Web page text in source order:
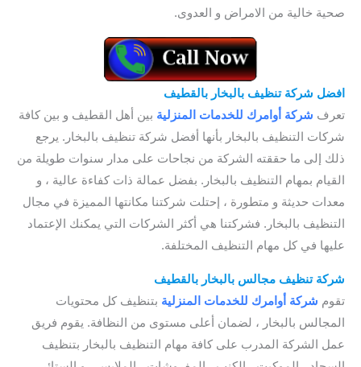
صحية خالية من الامراض و العدوى.
افضل شركة تنظيف بالبخار بالقطيف
تعرف شركة أوامرك للخدمات المنزلية بين أهل القطيف و بين كافة
شركات التنظيف بالبخار بأنها أفضل شركة تنظيف بالبخار. يرجع
ذلك إلى ما حققته الشركة من نجاحات على مدار سنوات طويلة من
القيام بمهام التنظيف بالبخار. بفضل عمالة ذات كفاءة عالية ، و
معدات حديثة و متطورة ، إحتلت شركتنا مكانتها المميزة في مجال
التنظيف بالبخار. فشركتنا هي أكثر الشركات التي يمكنك الإعتماد
عليها في كل مهام التنظيف المختلفة.
شركة تنظيف مجالس بالبخار بالقطيف
تقوم شركة أوامرك للخدمات المنزلية بتنظيف كل محتويات
المجالس بالبخار ، لضمان أعلى مستوى من النظافة. يقوم فريق
عمل الشركة المدرب على كافة مهام التنظيف بالبخار بتنظيف